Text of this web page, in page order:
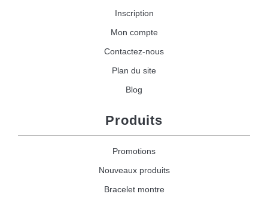
Inscription
Mon compte
Contactez-nous
Plan du site
Blog
Produits
Promotions
Nouveaux produits
Bracelet montre